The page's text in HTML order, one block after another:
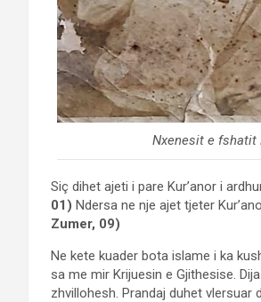
Nxenesit e fshatit
Siç dihet ajeti i pare Kur’anor i
01) Ndersa ne nje ajet tjeter
Zumer, 09)
Ne kete kuader bota islame i ka
sa me mir Krijuesin e Gjithesise.
zhvillohesh. Prandaj duhet